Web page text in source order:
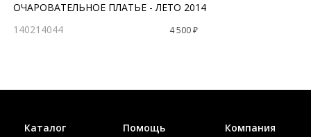
ОЧАРОВАТЕЛЬНОЕ ПЛАТЬЕ - ЛЕТО 2014
140214044
4 500 ₽
Каталог Помощь Компания